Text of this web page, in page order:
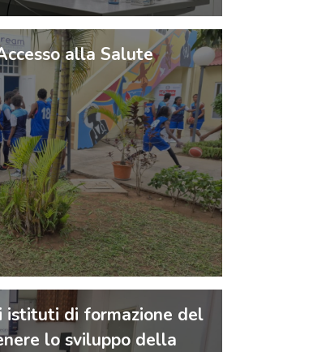
alla Salute
istituti di formazione del
lo sviluppo della